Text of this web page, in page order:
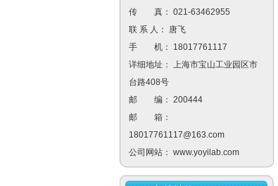
传 真： 021-63462955
联 系 人： 唐飞
手 机： 18017761117
详细地址： 上海市宝山工业园区市
台路408号
邮 编： 200444
邮 箱：
18017761117@163.com
公司网站： www.yoyilab.com